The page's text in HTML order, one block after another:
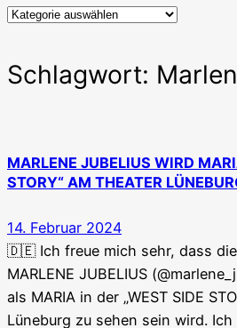
Schlagwort:
MARLENE JUBELIUS WIRD
STORY“ AM THEATER
14. Februar 2024
🇩🇪 Ich freue mich sehr, dass
MARLENE JUBELIUS
als MARIA in der „WEST SIDE
Lüneburg zu sehen sein wird.